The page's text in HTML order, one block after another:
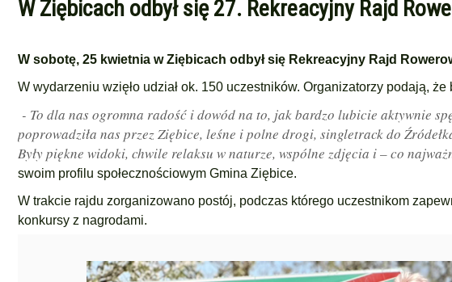
W Ziębicach odbył się 27. Rekreacyjny Rajd
W sobotę, 25 kwietnia w Ziębicach odbył się Rekreacyjny Rajd
W wydarzeniu wzięło udział ok. 150 uczestników. Organizatorzy podają,
- To dla nas ogromna radość i dowód na to, jak bardzo lubicie aktywnie
poprowadziła nas przez Ziębice, leśne i polne drogi, singletrack do
Były piękne widoki, chwile relaksu w naturze, wspólne zdjęcia i – co
swoim profilu społecznościowym Gmina Ziębice.
W trakcie rajdu zorganizowano postój, podczas którego uczestnikom
konkursy z nagrodami.